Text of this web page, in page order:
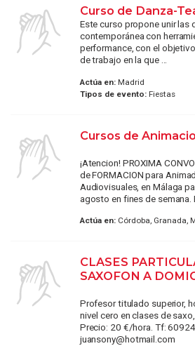
Curso de Danza-
Este curso propone unir las
contemporánea con
performance, con el
de trabajo en la que ...
Actúa en:Madrid
Tipos de evento:Fiestas
Cursos de
¡Atencion! PROXIMA
de FORMACION para
Audiovisuales, en Málaga
agosto en fines de semana.
Actúa en:Córdoba, Granada,
CLASES
SAXOFON A
Profesor titulado superior,
nivel cero en clases de
Precio: 20 €/hora. Tf:
juansony@hotmail.com